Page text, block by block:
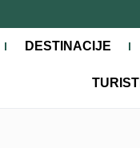
DESTINACIJE